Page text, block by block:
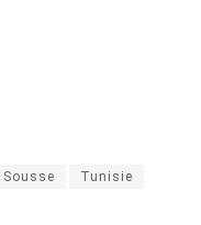
Sousse Tunisie